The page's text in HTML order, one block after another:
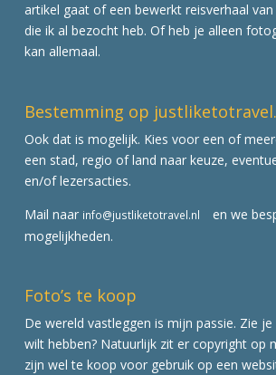
artikel gaat of een bewerkt reisverhaal
die ik al bezocht heb. Of heb je alleen
kan allemaal.
Bestemming op
Ook dat is mogelijk. Kies voor een of
een stad, regio of land naar keuze,
en/of lezersacties.
Mail naar info@justliketotravel.nl
en we
mogelijkheden.
Foto’s te koop
De wereld vastleggen is mijn passie. Zie
wilt hebben? Natuurlijk zit er copyright op
zijn wel te koop voor gebruik op een